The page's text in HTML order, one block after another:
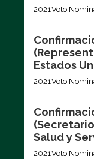
2021Voto
Estados
2021Voto
Salud y
2021Voto